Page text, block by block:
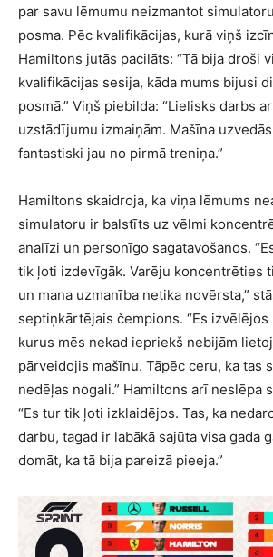
par savu lēmumu neizmantot
posma. Pēc kvalifikācijas, kurā viņš
Hamiltons jutās pacilāts: “Tā bija droši
kvalifikācijas sesija, kāda mums bijusi
posmā.” Viņš piebilda: “Lielisks darbs
uzstādījumu izmaiņām. Mašīna
fantastiski jau no pirmā treniņa.”
Hamiltons skaidroja, ka viņa lēmums
simulatoru ir balstīts uz vēlmi
analīzi un personīgo sagatavošanos.
tik ļoti izdevīgāk. Varēju koncentrēties
un mana uzmanība netika novērsta,”
septiņkārtējais čempions. “Es
kurus mēs nekad iepriekš nebijām
pārveidojis mašīnu. Tāpēc ceru, ka tas
nedēļas nogali.” Hamiltons arī neslēpa
“Es tur tik ļoti izklaidējos. Tas, ka
darbu, tagad ir labākā sajūta visa gada
domāt, ka tā bija pareizā pieeja.”